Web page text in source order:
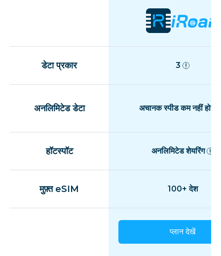
डेटा प्रकार 3
अनलिमिटेड डेटा अचानक स्पीड कम नहीं होती
हॉटस्पॉट अनलिमिटेड शेयरिंग
मुफ़्त eSIM 100+ देश
प्लान देखें